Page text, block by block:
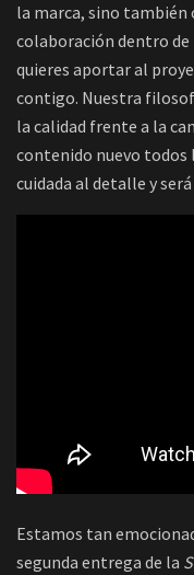
la marca, sino también
colaboración dentro de
quieres aportar al
contigo. Nuestra
la calidad frente a la
contenido nuevo todos
cuidada al detalle y
Estamos tan
segunda entrega de la